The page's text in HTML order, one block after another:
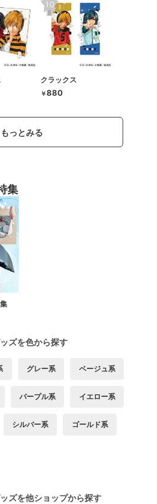
クラックス
￥880
もっとみる
集
ズを色から探す
グレー系 ベージュ系
パープル系 イエロー系
シルバー系 ゴールド系
ズを他ショップから探す